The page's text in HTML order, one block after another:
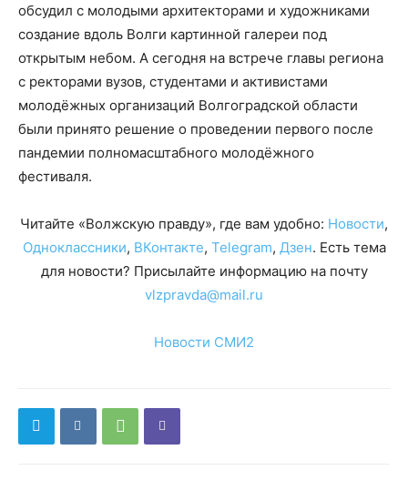
обсудил с молодыми архитекторами и художниками
создание вдоль Волги картинной галереи под
открытым небом. А сегодня на встрече главы региона
с ректорами вузов, студентами и активистами
молодёжных организаций Волгоградской области
были принято решение о проведении первого после
пандемии полномасштабного молодёжного
фестиваля.
Читайте «Волжскую правду», где вам удобно: Новости,
Одноклассники, ВКонтакте, Telegram, Дзен. Есть тема
для новости? Присылайте информацию на почту
vlzpravda@mail.ru
Новости СМИ2